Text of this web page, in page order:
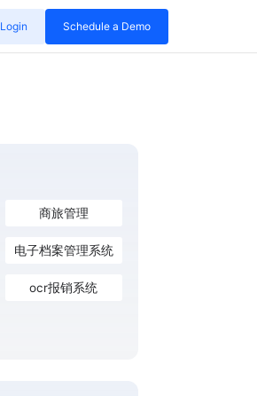
Login Schedule a Demo
商旅管理
电子档案管理系统
ocr报销系统